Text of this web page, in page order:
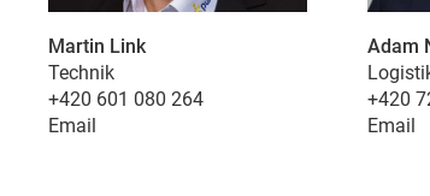
Martin Link
Technik
+420 601 080 264
Email
Adam
+420
Email